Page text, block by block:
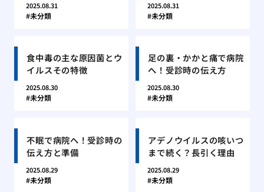
2025.08.31
未分類
2025.08.31
未分類
食中毒の主な原因菌とウ
イルスその特徴
2025.08.30
未分類
足の裏・かかと痛で病院
へ！受診時の伝え方
2025.08.30
未分類
不眠で病院へ！受診時の
伝え方と準備
2025.08.29
未分類
アデノウイルスの咳いつ
まで続く？長引く理由
2025.08.29
未分類